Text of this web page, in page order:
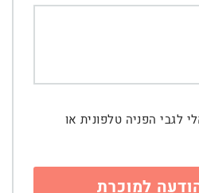
לגבי הפניה טלפונית או